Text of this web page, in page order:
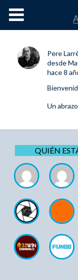
Cursos
Pere
desde
hace 8
Un abrazo
QUIÉN